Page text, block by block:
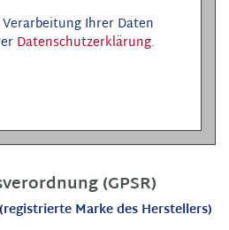
Ihrer Daten
Datenschutzerklärung.
(GPSR)
Marke des Herstellers)